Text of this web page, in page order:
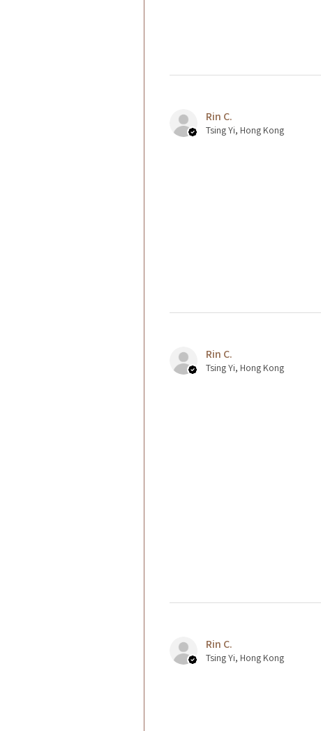
Rin C.
Tsing Yi, Hong Kong
Rin C.
Tsing Yi, Hong Kong
Rin C.
Tsing Yi, Hong Kong